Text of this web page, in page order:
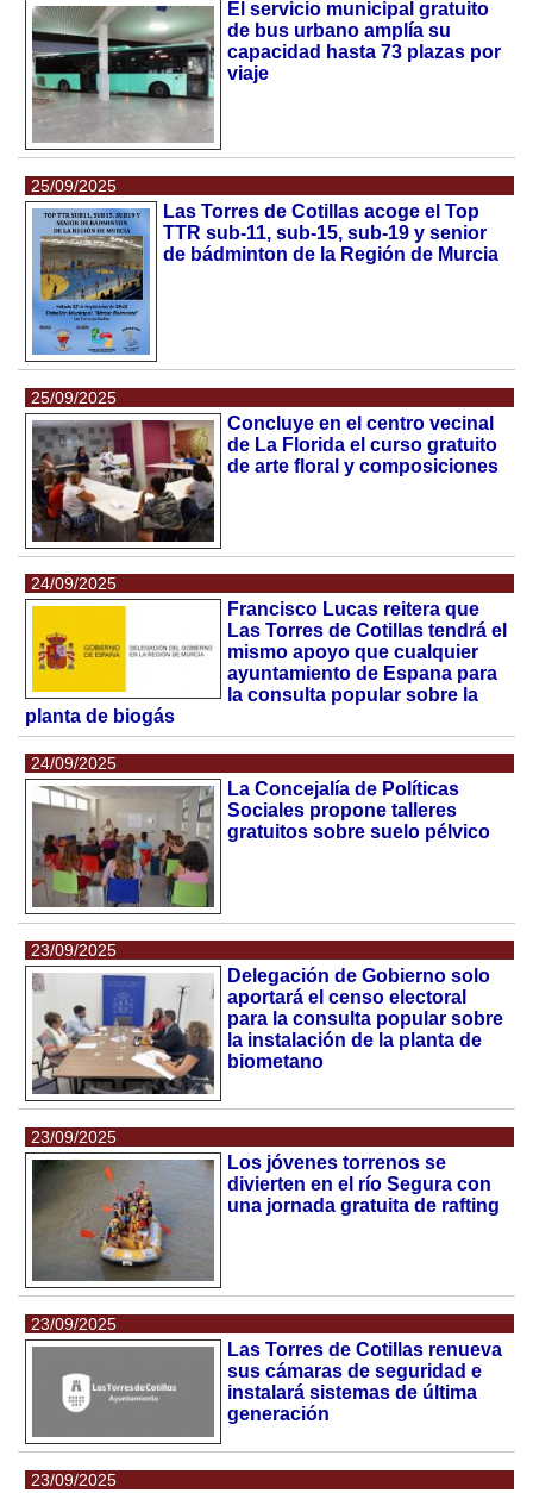
El servicio municipal gratuito
de bus urbano amplía su
capacidad hasta 73 plazas por
viaje
25/09/2025
Las Torres de Cotillas acoge el Top
TTR sub-11, sub-15, sub-19 y senior
de bádminton de la Región de Murcia
25/09/2025
Concluye en el centro vecinal
de La Florida el curso gratuito
de arte floral y composiciones
24/09/2025
Francisco Lucas reitera que
Las Torres de Cotillas tendrá el
mismo apoyo que cualquier
ayuntamiento de Espana para
la consulta popular sobre la
planta de biogás
24/09/2025
La Concejalía de Políticas
Sociales propone talleres
gratuitos sobre suelo pélvico
23/09/2025
Delegación de Gobierno solo
aportará el censo electoral
para la consulta popular sobre
la instalación de la planta de
biometano
23/09/2025
Los jóvenes torrenos se
divierten en el río Segura con
una jornada gratuita de rafting
23/09/2025
Las Torres de Cotillas renueva
sus cámaras de seguridad e
instalará sistemas de última
generación
23/09/2025